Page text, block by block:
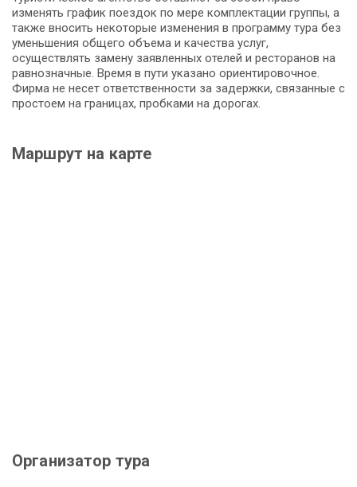
изменять график поездок по мере комплектации группы, а
также вносить некоторые изменения в программу тура без
уменьшения общего объема и качества услуг,
осуществлять замену заявленных отелей и ресторанов на
равнозначные. Время в пути указано ориентировочное.
Фирма не несет ответственности за задержки, связанные с
простоем на границах, пробками на дорогах.
Маршрут на карте
Организатор тура